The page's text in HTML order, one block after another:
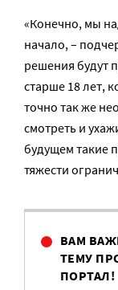
«Конечно, мы
начало, –
решения будут
старше 18 лет,
точно так же
смотреть и
будущем такие
тяжести
ВАМ
ТЕМУ
ПОРТАЛ!